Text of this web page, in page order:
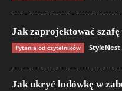
Jak zaprojektować szafę
Pytania od czytelników StyleNest
Jak ukryć lodówkę w